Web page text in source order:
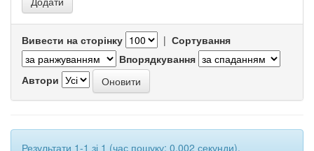
Вивести на сторінку | Сортування
Впорядкування
Автори
Результати 1-1 зі 1 (час пошуку: 0.002 секунди).